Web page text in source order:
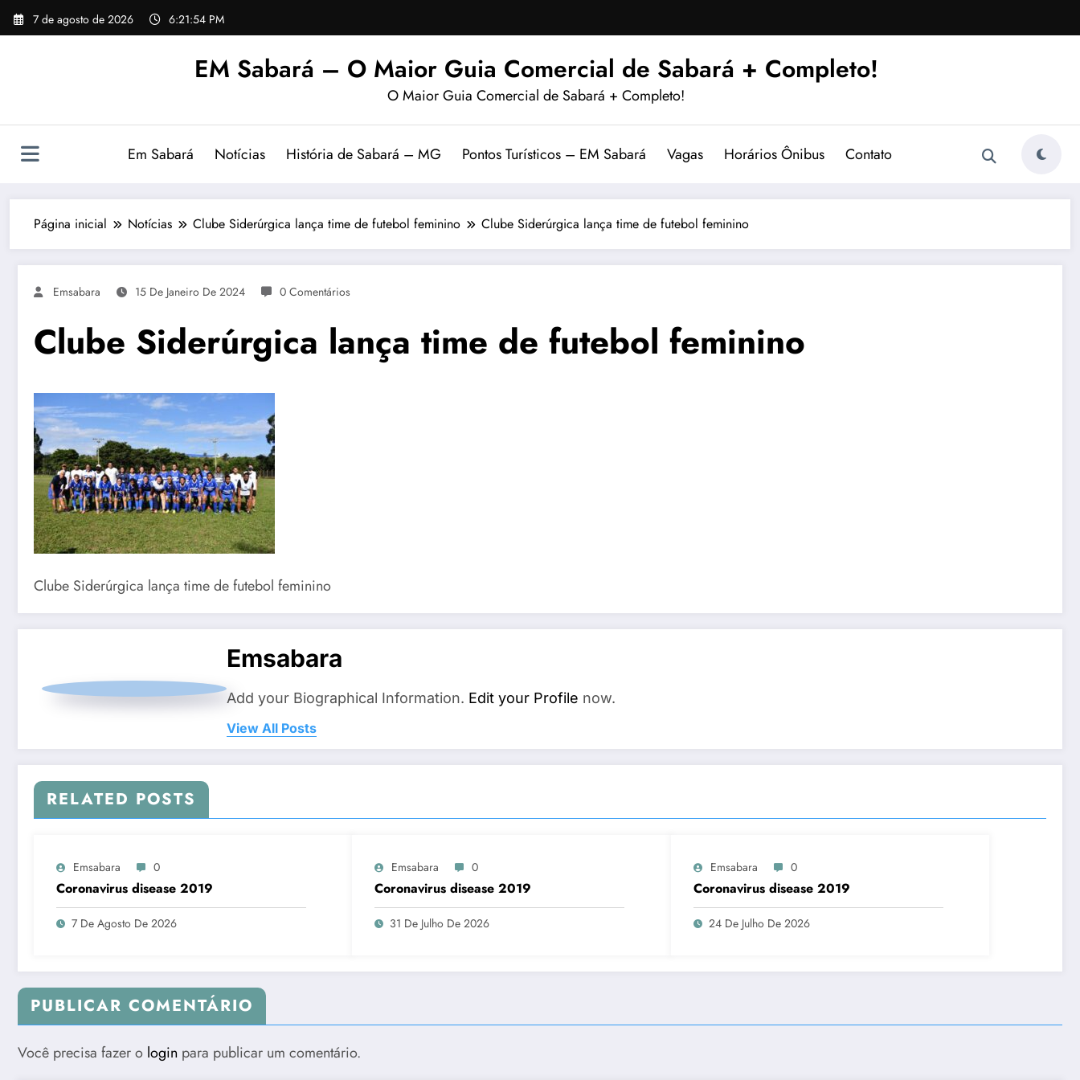
Pular
para
7 de agosto de 2026 6:21:54 PM
EM Sabará – O Maior Guia Comercial de Sabará + Completo!
O Maior Guia Comercial de Sabará + Completo!
Em Sabará Notícias História de Sabará – MG Pontos Turísticos – EM Sabará Vagas Horários Ônibus Contato
Página inicial Notícias Clube Siderúrgica lança time de futebol feminino Clube Siderúrgica lança time de futebol feminino
Emsabara 15 De Janeiro De 2024 0 Comentários
Clube Siderúrgica lança time de futebol feminino
Clube Siderúrgica lança time de futebol feminino
Emsabara
Add your Biographical Information. Edit your Profile now.
View All Posts
RELATED POSTS
Emsabara 0
Coronavirus disease 2019
7 De Agosto De 2026
Emsabara 0
Coronavirus disease 2019
31 De Julho De 2026
Emsabara 0
Coronavirus disease 2019
24 De Julho De 2026
PUBLICAR COMENTÁRIO
Você precisa fazer o login para publicar um comentário.